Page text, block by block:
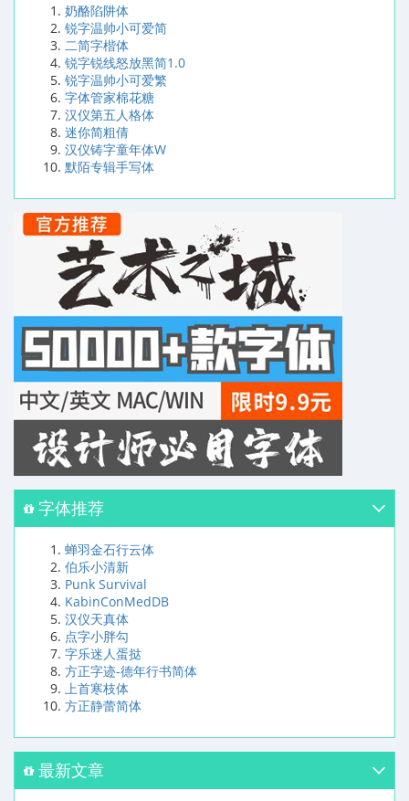
奶酪陷阱体
锐字温帅小可爱简
二简字楷体
锐字锐线怒放黑简1.0
锐字温帅小可爱繁
字体管家棉花糖
汉仪第五人格体
迷你简粗倩
汉仪铸字童年体W
默陌专辑手写体
字体推荐
蝉羽金石行云体
伯乐小清新
Punk Survival
KabinConMedDB
汉仪天真体
点字小胖勾
字乐迷人蛋挞
方正字迹-德年行书简体
上首寒枝体
方正静蕾简体
最新文章